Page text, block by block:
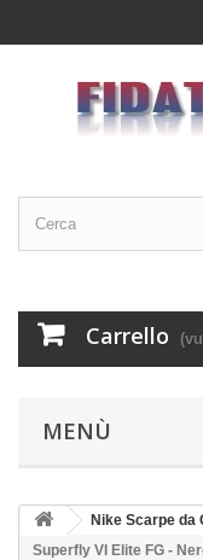
Carrello
MENÙ
Nike Scarpe da
Superfly VI Elite FG -